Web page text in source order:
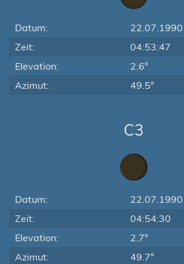
Datum:
22.07.1990
Zeit:
04:53:47
Elevation:
2.6°
Azimut:
49.5°
C3
Datum:
22.07.1990
Zeit:
04:54:30
Elevation:
2.7°
Azimut:
49.7°